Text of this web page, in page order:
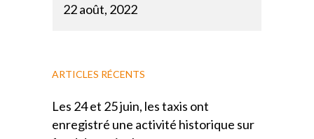
22 août, 2022
ARTICLES RÉCENTS
Les 24 et 25 juin, les taxis ont
enregistré une activité historique sur